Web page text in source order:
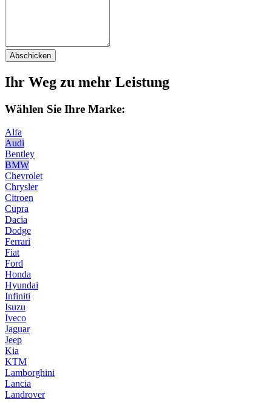
Abschicken
Ihr Weg zu mehr Leistung
Wählen Sie Ihre Marke:
Alfa
Audi
Bentley
BMW
Chevrolet
Chrysler
Citroen
Cupra
Dacia
Dodge
Ferrari
Fiat
Ford
Honda
Hyundai
Infiniti
Isuzu
Iveco
Jaguar
Jeep
Kia
KTM
Lamborghini
Lancia
Landrover